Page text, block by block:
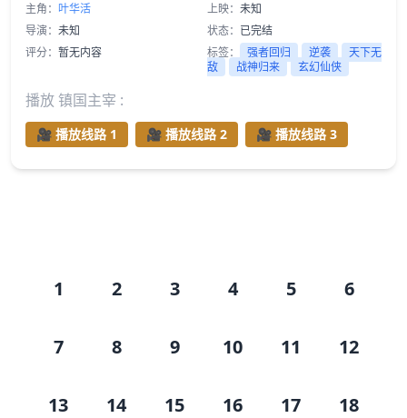
主角： 叶华活 上映： 未知
导演： 未知 状态： 已完结
评分： 暂无内容 标签： 强者回归 逆袭
天下无
敌
战神归来 玄幻仙侠
播放 镇国主宰 :
🎥 播放线路 1 🎥 播放线路 2 🎥 播放线路 3
1 2 3 4 5 6
7 8 9 10 11 12
13 14 15 16 17 18